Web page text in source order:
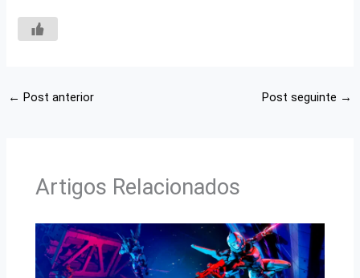
← Post anterior Post seguinte →
Artigos Relacionados